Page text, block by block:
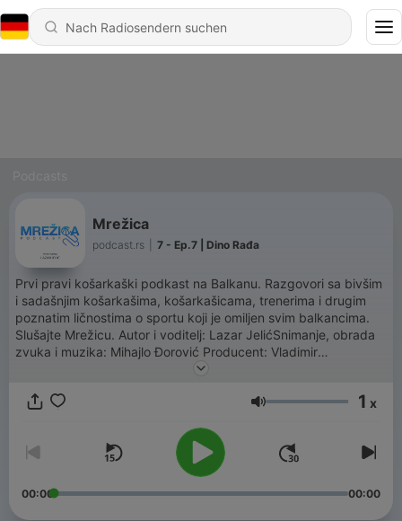
Mrežica
podcast.rs 7 - Ep.7 | Dino Rađa
Prvi pravi košarkaški podkast na Balkanu. Razgovori sa bivšim
i sadašnjim košarkašima, košarkašicama, trenerima i drugim
poznatim ličnostima o sportu koji je omiljen svim balkancima.
Slušajte Mrežicu. Autor i voditelj: Lazar JelićSnimanje, obrada
zvuka i muzika: Mihajlo Đorović Producent: Vladimir
RadinovićProdukcija: podcast.rs
Lautstärke 1 x
00:00 00:00